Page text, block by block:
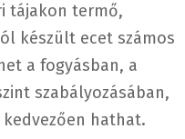
tájakon termő,
készült ecet számos
a fogyásban, a
szabályozásában,
hathat.